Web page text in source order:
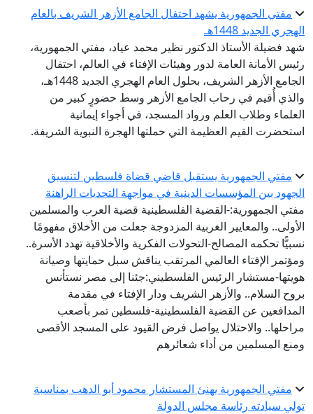
مفتي الجمهورية يشهد احتفال الجامع الأزهر الشريف بالعام
الهجري الجديد 1448هـ
شهد فضيلة الأستاذ الدكتور نظير محمد عياد، مفتي الجمهورية،
رئيس الأمانة العامة لدور وهيئات الإفتاء في العالم، احتفال
الجامع الأزهر الشريف، بحلول العام الهجري الجديد 1448هـ،
والذي أُقيم في رحاب الجامع الأزهر وسط حضورٍ كبير من
العلماء وطلاب العلم ورواد المسجد، في أجواء إيمانية
استحضرت القيم العظيمة التي حملتها الهجرة النبوية الشريفة.
مفتي الجمهورية يستقبل قاضي قضاة فلسطين لتنسيق
الجهود بين المؤسسات الدينية في مواجهة التحديات الراهنة
مفتي الجمهورية:-القضية الفلسطينية قضية العرب والمسلمين
الأولى.. والمعايير الغربية المزدوجة جعلت من الأخلاق مفهومًا
نسبيًّا تحكمه المصالح-التحولات الفكرية والأخلاقية تهدد الأسرة..
ومؤتمر الإفتاء العالمي المرتقب يناقش سبل حمايتها وصيانة
هويتها-مستشار الرئيس الفلسطيني:جئنا إلى مصر نستأنس
بروح السلام.. والأزهر الشريف ودار الإفتاء في مقدمة
المدافعين عن القضية الفلسطينية-فلسطين تمر بأصعب
مراحلها.. والاحتلال يواصل فرض القيود على المسجد الأقصى
ومنع المسلمين من أداء شعائرهم
مفتي الجمهورية يهنئ المستشار محمود أبو الدهب بمناسبة
تولي سيادته رئاسة مجلس الدولة